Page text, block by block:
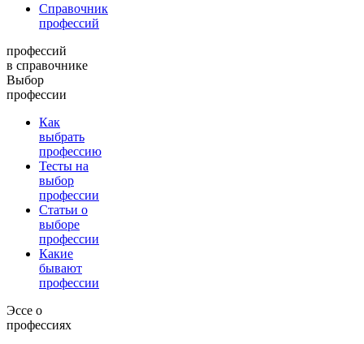
Справочник
профессий
профессий
в справочнике
Выбор
профессии
Как
выбрать
профессию
Тесты на
выбор
профессии
Статьи о
выборе
профессии
Какие
бывают
профессии
Эссе о
профессиях